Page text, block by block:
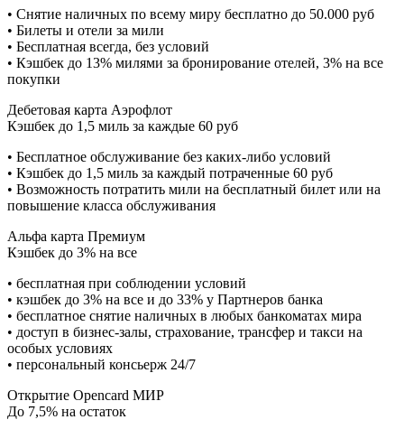
• Снятие наличных по всему миру бесплатно до 50.000 руб
• Билеты и отели за мили
• Бесплатная всегда, без условий
• Кэшбек до 13% милями за бронирование отелей, 3% на все
покупки
Дебетовая карта Аэрофлот
Кэшбек до 1,5 миль за каждые 60 руб
• Бесплатное обслуживание без каких-либо условий
• Кэшбек до 1,5 миль за каждый потраченные 60 руб
• Возможность потратить мили на бесплатный билет или на
повышение класса обслуживания
Альфа карта Премиум
Кэшбек до 3% на все
• бесплатная при соблюдении условий
• кэшбек до 3% на все и до 33% у Партнеров банка
• бесплатное снятие наличных в любых банкоматах мира
• доступ в бизнес-залы, страхование, трансфер и такси на
особых условиях
• персональный консьерж 24/7
Открытие Opencard МИР
До 7,5% на остаток